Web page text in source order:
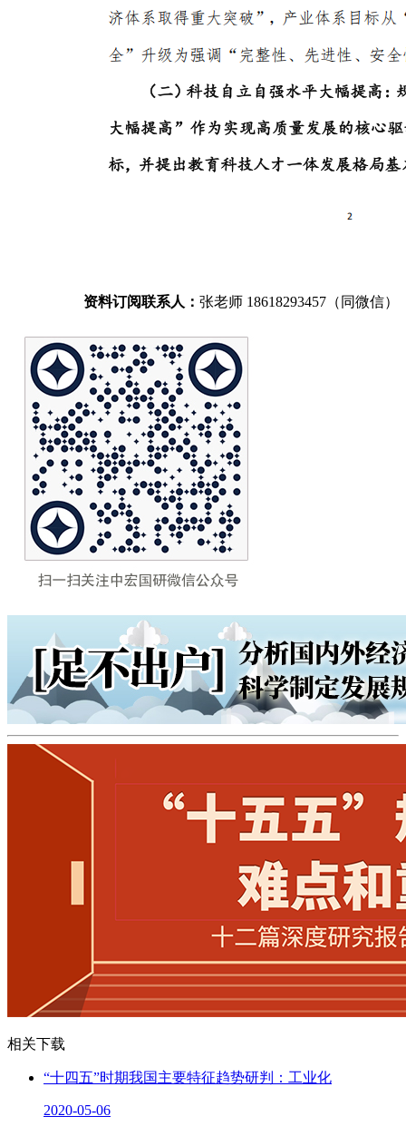
资料订阅联系人： 张老师 18618293457（同微信）
相关下载
“十四五”时期我国主要特征趋势研判：工业化
2020-05-06